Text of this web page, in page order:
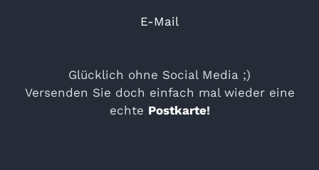
E-Mail
Glücklich ohne Social Media ;)
Versenden Sie doch einfach mal wieder eine
echte Postkarte!